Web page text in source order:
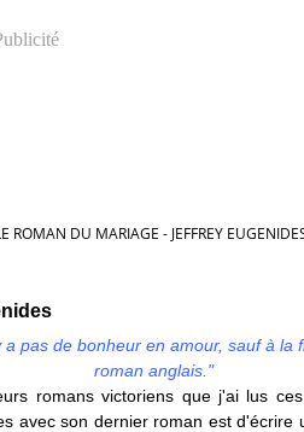
ROMAN DU MARIAGE - JEFFREY
a pas de bonheur en amour, sauf à la
roman anglais."
romans victoriens que j'ai lus
avec son dernier roman est d'écrire